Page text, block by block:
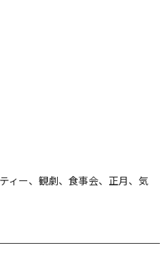
ィー、観劇、食事会、正月、気